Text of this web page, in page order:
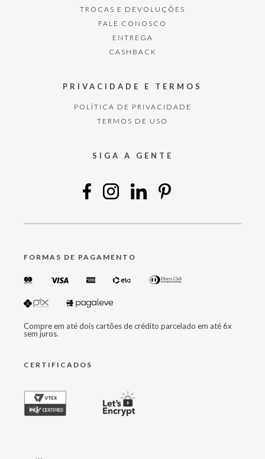
TROCAS E DEVOLUÇÕES
FALE CONOSCO
ENTREGA
CASHBACK
PRIVACIDADE E TERMOS
POLÍTICA DE PRIVACIDADE
TERMOS DE USO
SIGA A GENTE
FORMAS DE PAGAMENTO
Compre em até dois cartões de crédito parcelado em até 6x
sem juros.
CERTIFICADOS